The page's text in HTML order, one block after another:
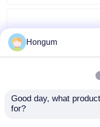
मामले
उद्धरण मांगें
प्रवाह दर 10 Mlmin तक
Hongum
Good day, what
for?